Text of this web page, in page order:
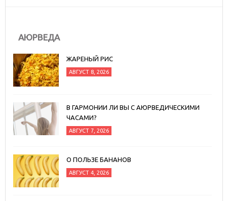
АЮРВЕДА
ЖАРЕНЫЙ РИС
АВГУСТ 8, 2026
В ГАРМОНИИ ЛИ ВЫ С АЮРВЕДИЧЕСКИМИ
ЧАСАМИ?
АВГУСТ 7, 2026
О ПОЛЬЗЕ БАНАНОВ
АВГУСТ 4, 2026